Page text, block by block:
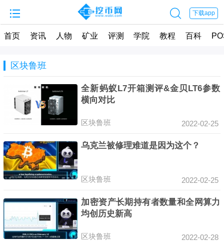
  下载app
首页 资讯 人物 矿业 评测 学院 教程 百科
区块鲁班
全新蚂蚁L7开箱测评&金贝LT6参数
横向对比
区块鲁班 2022-02-25
乌克兰被修理难道是因为这个？
区块鲁班 2022-02-25
加密资产长期持有者数量和全网算力
均创历史新高
区块鲁班 2022-02-28